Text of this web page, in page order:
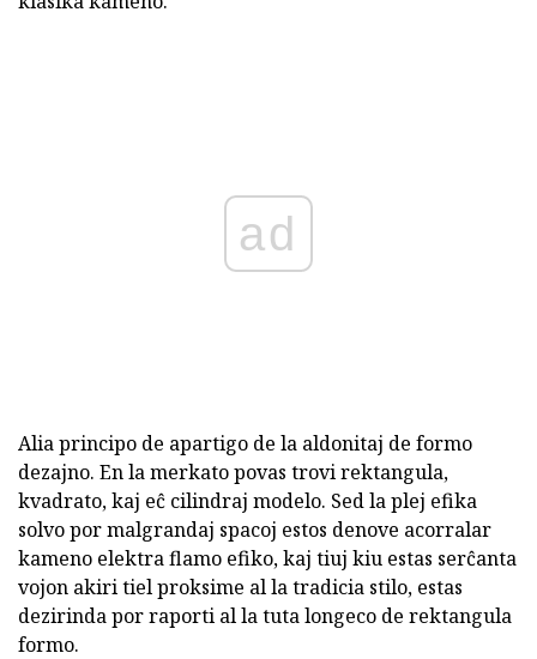
ad
Alia principo de apartigo de la aldonitaj de formo
dezajno. En la merkato povas trovi rektangula,
kvadrato, kaj eĉ cilindraj modelo. Sed la plej efika
solvo por malgrandaj spacoj estos denove acorralar
kameno elektra flamo efiko, kaj tiuj kiu estas serĉanta
vojon akiri tiel proksime al la tradicia stilo, estas
dezirinda por raporti al la tuta longeco de rektangula
formo.